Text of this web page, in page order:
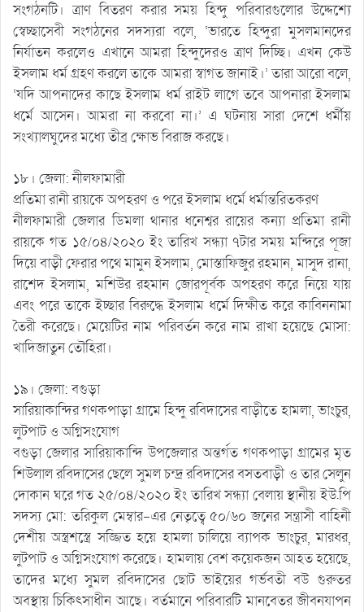
সংগঠনটি। ত্রাণ বিতরণ করার সময় হিন্দু পরিবারগুলোর উদ্দেশ্যে
স্বেচ্ছাসেবী সংগঠনের সদস্যরা বলে, ‘ভারতে হিন্দুরা মুসলমানদের
নির্যাতন করলেও এখানে আমরা হিন্দুদেরও ত্রাণ দিচ্ছি। এখন কেউ
ইসলাম ধর্ম গ্রহণ করলে তাকে আমরা স্বাগত জানাই।’ তারা আরো বলে,
‘যদি আপনাদের কাছে ইসলাম ধর্ম রাইট লাগে তবে আপনারা ইসলাম
ধর্মে আসেন। আমরা না করবো না।’ এ ঘটনায় সারা দেশে ধর্মীয়
সংখ্যালঘুদের মধ্যে তীব্র ক্ষোভ বিরাজ করছে।
১৮। জেলা: নীলফামারী
প্রতিমা রানী রায়কে অপহরণ ও পরে ইসলাম ধর্মে ধর্মান্তরিতকরণ
নীলফামারী জেলার ডিমলা থানার ধনেশ্বর রায়ের কন্যা প্রতিমা রানী
রায়কে গত ১৫/০৪/২০২০ ইং তারিখ সন্ধ্যা ৭টার সময় মন্দিরে পূজা
দিয়ে বাড়ী ফেরার পথে মামুন ইসলাম, মোস্তাফিজুর রহমান, মাসুদ রানা,
রাশেদ ইসলাম, মশিউর রহমান জোরপূর্বক অপহরণ করে নিয়ে যায়
এবং পরে তাকে ইচ্ছার বিরুদ্ধে ইসলাম ধর্মে দিক্ষীত করে কাবিননামা
তৈরী করেছে। মেয়েটির নাম পরিবর্তন করে নাম রাখা হয়েছে মোসা:
খাদিজাতুন তৌহিরা।
১৯। জেলা: বগুড়া
সারিয়াকান্দির গণকপাড়া গ্রামে হিন্দু রবিদাসের বাড়ীতে হামলা, ভাংচুর,
লুটপাট ও অগ্নিসংযোগ
বগুড়া জেলার সারিয়াকান্দি উপজেলার অন্তর্গত গণকপাড়া গ্রামের মৃত
শিউলাল রবিদাসের ছেলে সুমল চন্দ্র রবিদাসের বসতবাড়ী ও তার সেলুন
দোকান ঘরে গত ২৫/০৪/২০২০ ইং তারিখ সন্ধ্যা বেলায় স্থানীয় ইউ.পি
সদস্য মো: তরিকুল মেম্বার-এর নেতৃত্বে ৫০/৬০ জনের সন্ত্রাসী বাহিনী
দেশীয় অস্ত্রশস্ত্রে সজ্জিত হয়ে হামলা চালিয়ে ব্যাপক ভাংচুর, মারধর,
লুটপাট ও অগ্নিসংযোগ করেছে। হামলায় বেশ কয়েকজন আহত হয়েছে,
তাদের মধ্যে সুমল রবিদাসের ছোট ভাইয়ের গর্ভবতী বউ গুরুতর
অবস্থায় চিকিৎসাধীন আছে। বর্তমানে পরিবারটি মানবেতর জীবনযাপন